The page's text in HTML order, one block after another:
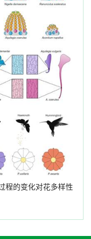
程的变化对花多样性